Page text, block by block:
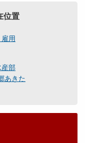
位置
用
産部
あきた